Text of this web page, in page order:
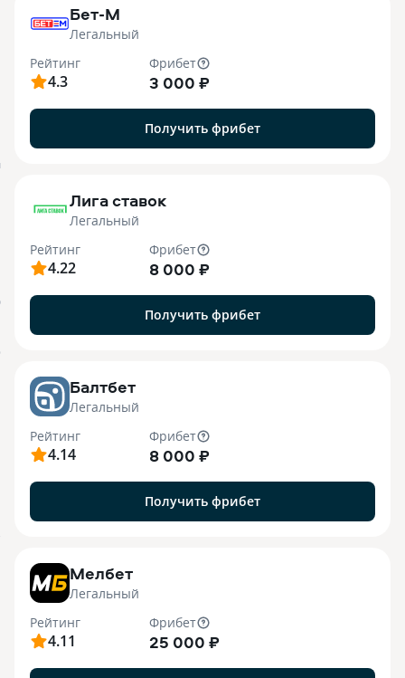
Бет-М
Легальный
Рейтинг
4.3
Фрибет
3 000 ₽
Получить фрибет
Лига ставок
Легальный
Рейтинг
4.22
Фрибет
8 000 ₽
Получить фрибет
Балтбет
Легальный
Рейтинг
4.14
Фрибет
8 000 ₽
Получить фрибет
Мелбет
Легальный
Рейтинг
4.11
Фрибет
25 000 ₽